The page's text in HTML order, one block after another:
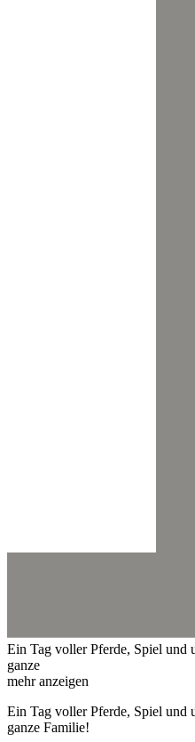
Ein Tag voller Pferde, Spiel und
ganze
mehr anzeigen
Ein Tag voller Pferde, Spiel und
ganze Familie!